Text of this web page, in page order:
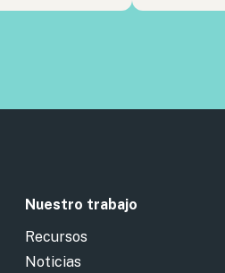
Nuestro trabajo
Recursos
Noticias